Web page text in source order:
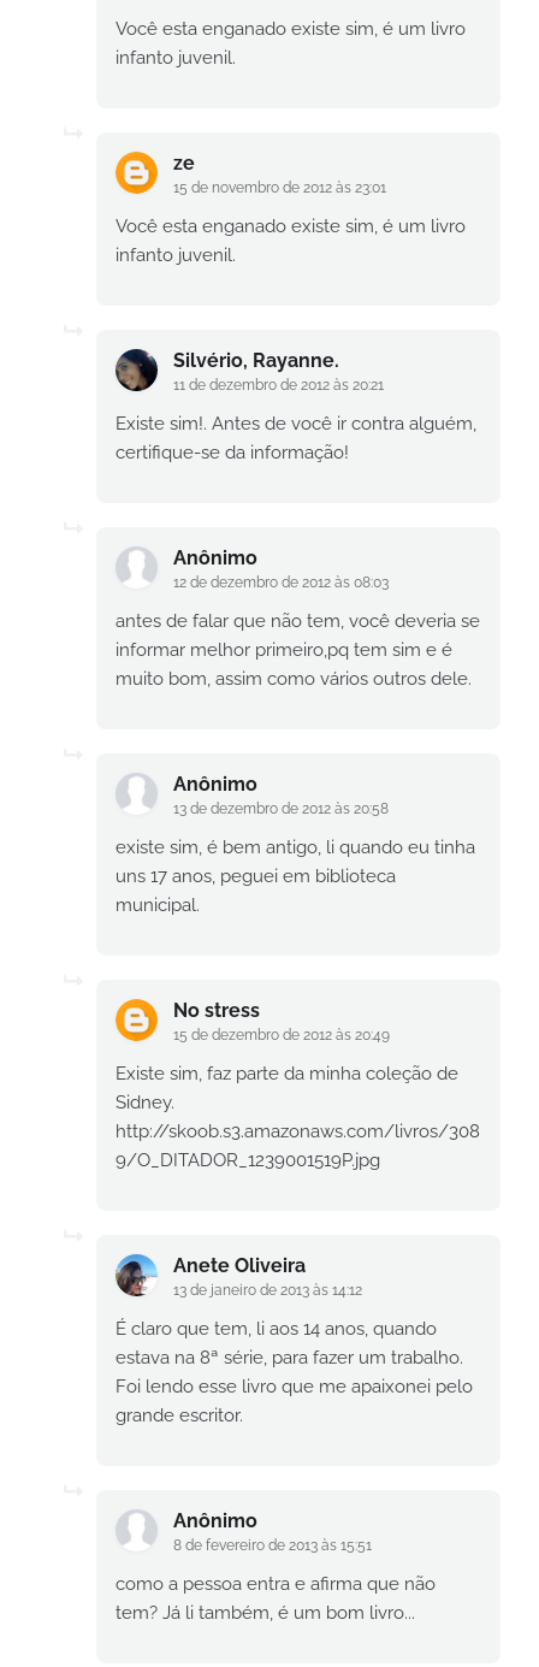
Você esta enganado existe sim, é um livro
infanto juvenil.
ze
15 de novembro de 2012 às 23:01
Você esta enganado existe sim, é um livro
infanto juvenil.
Silvério, Rayanne.
11 de dezembro de 2012 às 20:21
Existe sim!. Antes de você ir contra alguém,
certifique-se da informação!
Anônimo
12 de dezembro de 2012 às 08:03
antes de falar que não tem, você deveria se
informar melhor primeiro,pq tem sim e é
muito bom, assim como vários outros dele.
Anônimo
13 de dezembro de 2012 às 20:58
existe sim, é bem antigo, li quando eu tinha
uns 17 anos, peguei em biblioteca
municipal.
No stress
15 de dezembro de 2012 às 20:49
Existe sim, faz parte da minha coleção de
Sidney.
http://skoob.s3.amazonaws.com/livros/308
9/O_DITADOR_1239001519P.jpg
Anete Oliveira
13 de janeiro de 2013 às 14:12
É claro que tem, li aos 14 anos, quando
estava na 8ª série, para fazer um trabalho.
Foi lendo esse livro que me apaixonei pelo
grande escritor.
Anônimo
8 de fevereiro de 2013 às 15:51
como a pessoa entra e afirma que não
tem? Já li também, é um bom livro...